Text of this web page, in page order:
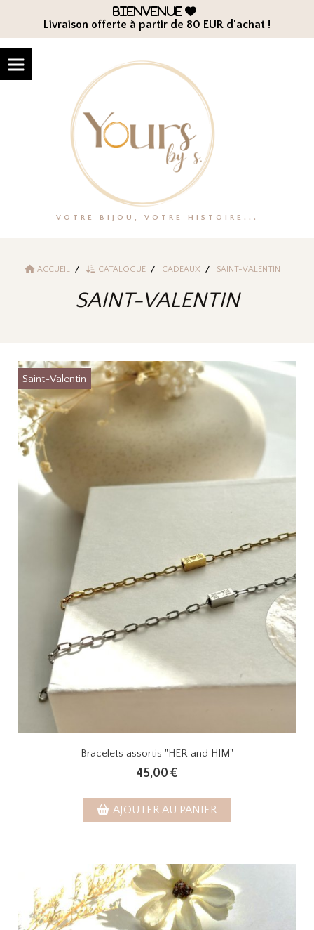
Bienvenue 
Livraison offerte à partir de 80 EUR d'achat !
VOTRE BIJOU, VOTRE HISTOIRE...
ACCUEIL CATALOGUE CADEAUX SAINT-VALENTIN
SAINT-VALENTIN
Saint-Valentin
Bracelets assortis "HER and HIM"
45,00 €
AJOUTER AU PANIER
Panneau de gestion des cookies